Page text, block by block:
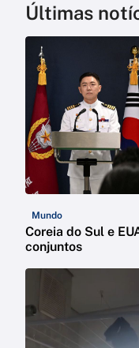
Últimas
Mundo
Coreia do Sul e
conjuntos